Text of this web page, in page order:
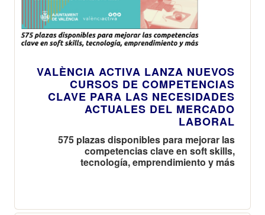
VALÈNCIA ACTIVA LANZA NUEVOS
CURSOS DE COMPETENCIAS
CLAVE PARA LAS NECESIDADES
ACTUALES DEL MERCADO
LABORAL
575 plazas disponibles para mejorar las
competencias clave en soft skills,
tecnología, emprendimiento y más